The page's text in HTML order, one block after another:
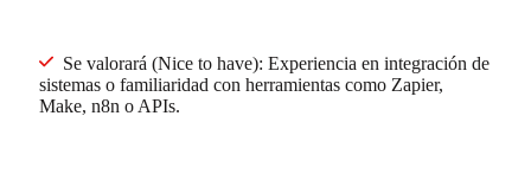
Se valorará (Nice to have): Experiencia en integración de
sistemas o familiaridad con herramientas como Zapier,
Make, n8n o APIs.